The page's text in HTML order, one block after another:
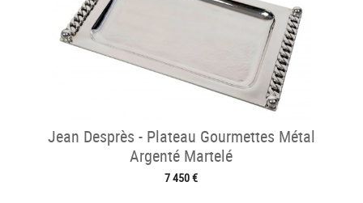
Jean Desprès - Plateau Gourmettes Métal
Argenté Martelé
7 450 €